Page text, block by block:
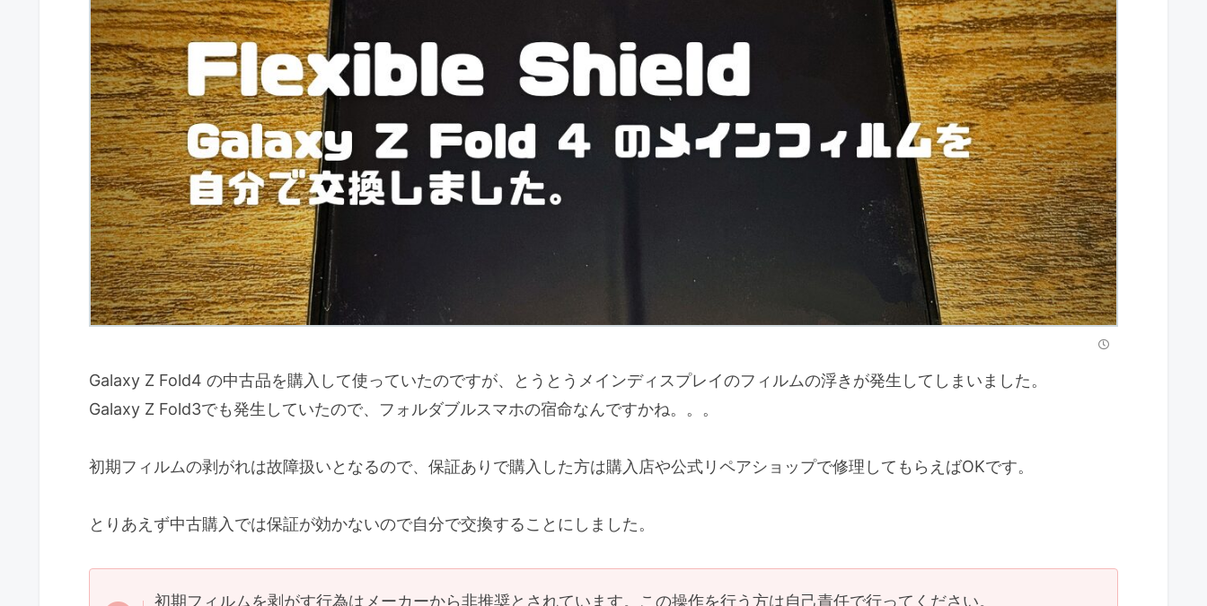
Galaxy Z Fold4 の中古品を購入して使っていたのですが、とうとうメインディスプレイのフィルムの浮きが発生してしまいました。
Galaxy Z Fold3でも発生していたので、フォルダブルスマホの宿命なんですかね。。。
初期フィルムの剥がれは故障扱いとなるので、保証ありで購入した方は購入店や公式リペアショップで修理してもらえばOKです。
とりあえず中古購入では保証が効かないので自分で交換することにしました。
初期フィルムを剥がす行為はメーカーから非推奨とされています。この操作を行う方は自己責任で行ってください。